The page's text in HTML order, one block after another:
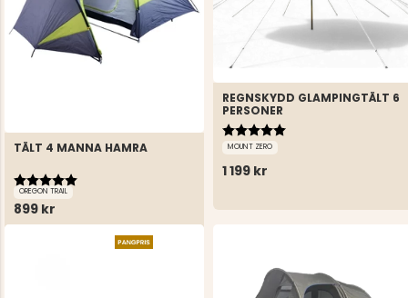
TÄLT 4 MANNA HAMRA
OREGON TRAIL
899 kr
Betyg:
5.0 utav 5 stjärnor
REGNSKYDD GLAMPINGTÄLT 6
PERSONER
MOUNT ZERO
1 199 kr
Betyg:
5.0 utav 5 stjärnor